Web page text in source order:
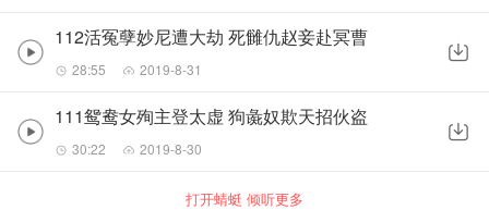
112活冤孽妙尼遭大劫 死雠仇赵妾赴冥曹
28:55 2019-8-31
111鸳鸯女殉主登太虚 狗彘奴欺天招伙盗
30:22 2019-8-30
打开蜻蜓 倾听更多